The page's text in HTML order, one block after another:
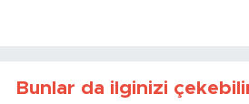
Bunlar da ilginizi